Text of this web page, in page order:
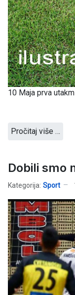
10 Maja prva
Pročitaj više …
Dobili smo
Kategorija: Sport